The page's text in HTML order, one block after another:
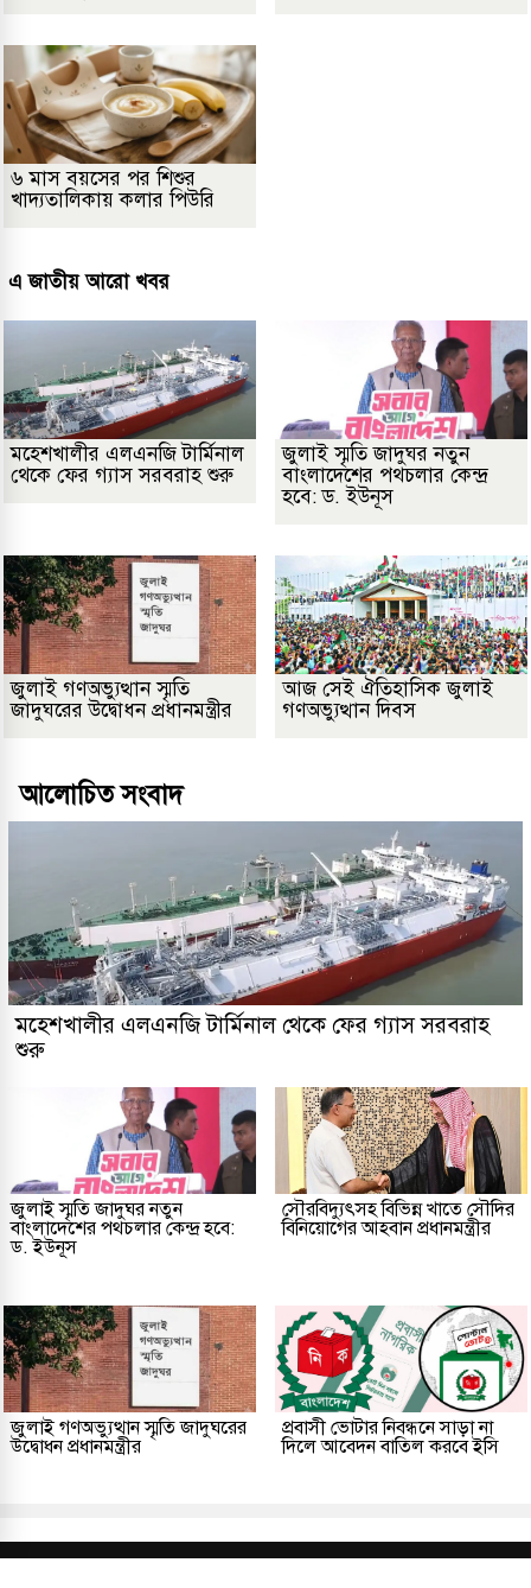
৬ মাস বয়সের পর শিশুর
খাদ্যতালিকায় কলার পিউরি
এ জাতীয় আরো খবর
মহেশখালীর এলএনজি টার্মিনাল
থেকে ফের গ্যাস সরবরাহ শুরু
জুলাই স্মৃতি জাদুঘর নতুন
বাংলাদেশের পথচলার কেন্দ্র
হবে: ড. ইউনূস
জুলাই গণঅভ্যুত্থান স্মৃতি
জাদুঘরের উদ্বোধন প্রধানমন্ত্রীর
আজ সেই ঐতিহাসিক জুলাই
গণঅভ্যুত্থান দিবস
আলোচিত সংবাদ
মহেশখালীর এলএনজি টার্মিনাল থেকে ফের গ্যাস সরবরাহ
শুরু
জুলাই স্মৃতি জাদুঘর নতুন
বাংলাদেশের পথচলার কেন্দ্র হবে:
ড. ইউনূস
সৌরবিদ্যুৎসহ বিভিন্ন খাতে সৌদির
বিনিয়োগের আহবান প্রধানমন্ত্রীর
জুলাই গণঅভ্যুত্থান স্মৃতি জাদুঘরের
উদ্বোধন প্রধানমন্ত্রীর
প্রবাসী ভোটার নিবন্ধনে সাড়া না
দিলে আবেদন বাতিল করবে ইসি